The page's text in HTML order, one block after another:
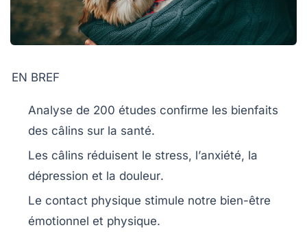
EN BREF
Analyse de 200 études confirme les bienfaits
des câlins sur la santé.
Les câlins réduisent le stress, l’anxiété, la
dépression et la douleur.
Le contact physique stimule notre bien-être
émotionnel et physique.